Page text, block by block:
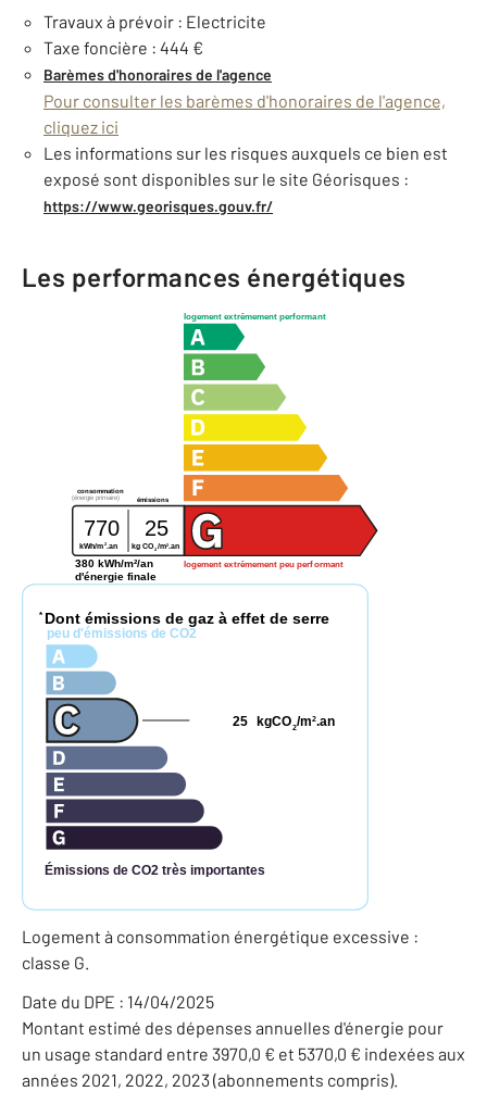
Travaux à prévoir : Electricite
Taxe foncière : 444 €
Barèmes d'honoraires de l'agence
Pour consulter les barèmes d'honoraires de l'agence,
cliquez ici
Les informations sur les risques auxquels ce bien est
exposé sont disponibles sur le site Géorisques :
https://www.georisques.gouv.fr/
Les performances énergétiques
logement extrêmement performant
logement extrêmement peu performant
consommation
émissions
(énergie primaire)
770 25
kWh/m2.an kg CO2/m2 .an
380 kWh/m²/an
d'énergie finale
* Dont émissions de gaz à effet de serre
peu d'émissions de CO2
Émissions de CO2 très importantes
kgCO2/m2.an
25
Logement à consommation énergétique excessive :
classe G.
Date du DPE : 14/04/2025
Montant estimé des dépenses annuelles d'énergie pour
un usage standard entre 3970,0 € et 5370,0 € indexées aux
années 2021, 2022, 2023 (abonnements compris).